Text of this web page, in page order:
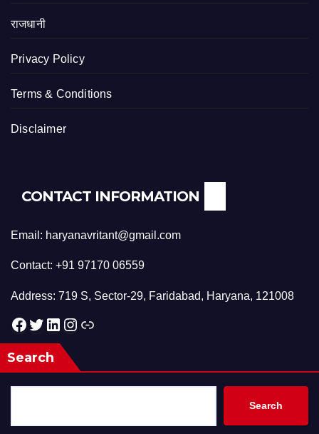
राजधानी
Privacy Policy
Terms & Conditions
Disclaimer
CONTACT INFORMATION
Email: haryanavritant@gmail.com
Contact: +91 97170 06559
Address: 719 S, Sector-29, Faridabad, Haryana, 121008
Facebook Twitter LinkedIn Instagram Link
Search
Search